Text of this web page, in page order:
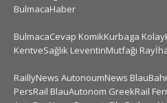
BulmacaHaber
BulmacaCevap KomikKurbaga
KentveSağlık LeventinMutfağı
RaillyNews AutonoumNews
PersRail BlauAutonom GreekRail